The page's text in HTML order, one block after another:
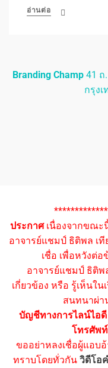
อ่านต่อ
Branding Champ 41 ถ
กรุง
ประกาศเนื่องจากขณะ
อาจารย์แชมป์ ธิติพล เ
เชื่อ เพื่อหวังต่
อาจารย์แชมป์ ธิติพ
เกี่ยวข้อง หรือ รู้เห็นใ
สนทนาผ่า
บัญชีทางการไลน์ไอดี
โทรศัพท์
ขออย่าหลงเชื่อผู้แอบ
ทราบโดยทั่วกัน วิดีโอ